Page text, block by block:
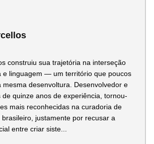
construiu sua trajetória na interseção
e linguagem — um território que poucos
mesma desenvoltura. Desenvolvedor e
de quinze anos de experiência, tornou-
mais reconhecidas na curadoria de
justamente por recusar a
entre criar siste...